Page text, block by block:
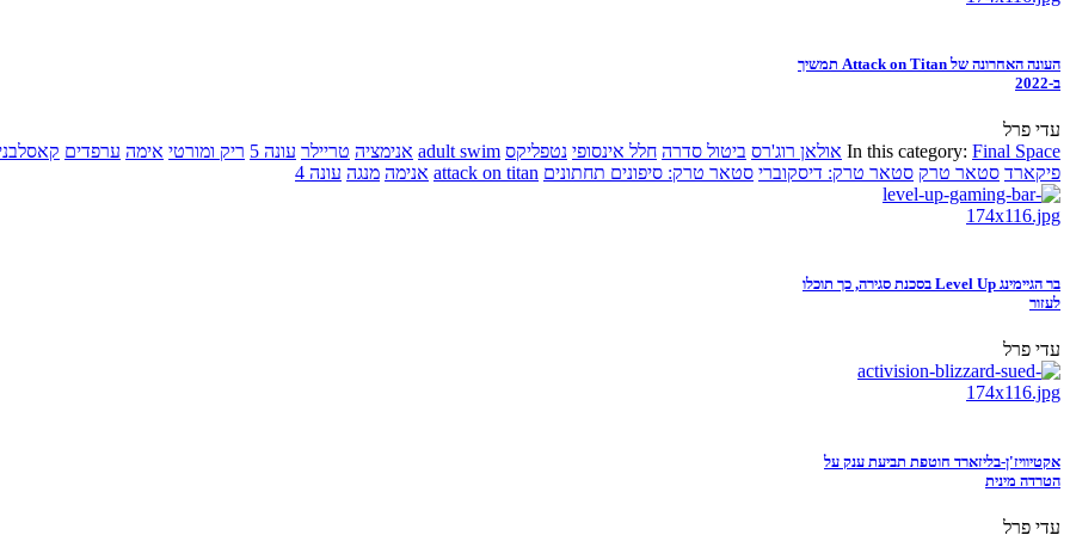
העונה האחרונה של Attack on Titan תמשיך
ב-2022
עדי פרל
In this category: Final Space אולאן רוג'רס ביטול סדרה חלל אינסופי נטפליקס adult swim אנימציה טריילר עונה 5 ריק ומורטי אימה ערפדים
פיקארד סטאר טרק סטאר טרק: דיסקוברי סטאר טרק: סיפונים תחתונים attack on titan אנימה מנגה עונה 4
בר הגיימינג Level Up בסכנת סגירה, כך תוכלו
לעזור
עדי פרל
אקטיוויז'ן-בליזארד חוטפת תביעת ענק על
הטרדה מינית
עדי פרל